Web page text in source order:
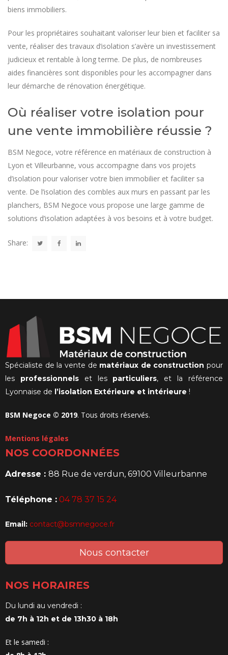
biens immobiliers.
Pour les propriétaires souhaitant valoriser leur bien et faciliter sa
vente, réaliser des travaux d’isolation s’avère un investissement
judicieux et rentable à long terme. De plus, de nombreuses
aides financières sont disponibles pour les accompagner dans
leur démarche de rénovation énergétique.
Où réaliser votre isolation pour
une vente immobilière réussie ?
BSM Negoce, votre référence en matériaux de construction à
Lyon et Villeurbanne, vous accompagne dans vos projets
d’isolation pour valoriser votre bien immobilier et faciliter sa
vente. De l’isolation des combles aux murs en passant par les
planchers, BSM Negoce vous propose une large gamme de
solutions d’isolation adaptées à vos besoins et à votre budget.
Share:
Spécialiste de la vente de matériaux de construction pour
les professionnelset les particuliers, et la référence
Lyonnaise de l’isolation Extérieure et intérieure !
BSM Negoce © 2019. Tous droits réservés.
Mentions légales
NOS COORDONNÉES
Adresse : 88 Rue de verdun, 69100 Villeurbanne
Téléphone : 04 78 37 15 24
Email: contact@bsmnegoce.fr
Nous contacter
NOS HORAIRES
Du lundi au vendredi :
de 7h à 12h et de 13h30 à 18h
Et le samedi :